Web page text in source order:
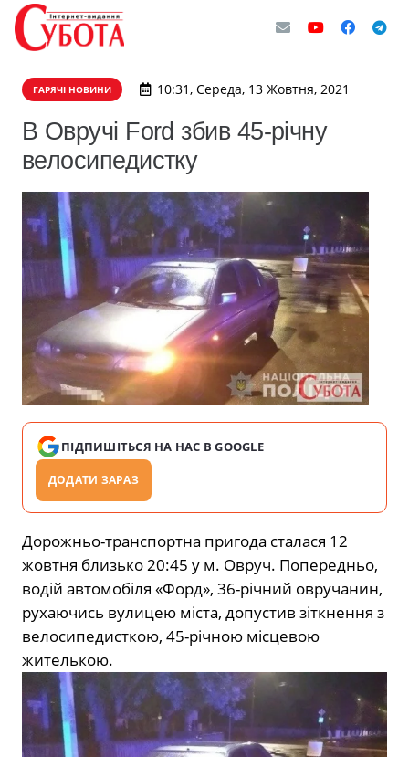
ГАРЯЧІ НОВИНИ 10:31, Середа, 13 Жовтня, 2021
В Овручі Ford збив 45-річну
велосипедистку
ПІДПИШІТЬСЯ НА НАС В GOOGLE
ДОДАТИ ЗАРАЗ
Дорожньо-транспортна пригода сталася 12
жовтня близько 20:45 у м. Овруч. Попередньо,
водій автомобіля «Форд», 36-річний овручанин,
рухаючись вулицею міста, допустив зіткнення з
велосипедисткою, 45-річною місцевою
жителькою.